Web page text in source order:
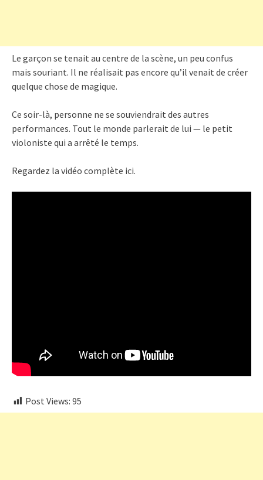
Le garçon se tenait au centre de la scène, un peu confus
mais souriant. Il ne réalisait pas encore qu’il venait de créer
quelque chose de magique.
Ce soir-là, personne ne se souviendrait des autres
performances. Tout le monde parlerait de lui — le petit
violoniste qui a arrêté le temps.
Regardez la vidéo complète ici.
Post Views: 95